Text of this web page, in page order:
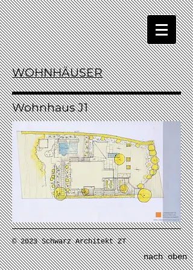
WOHNHÄUSER
Wohnhaus J1
© 2023 Schwarz Architekt ZT
nach oben